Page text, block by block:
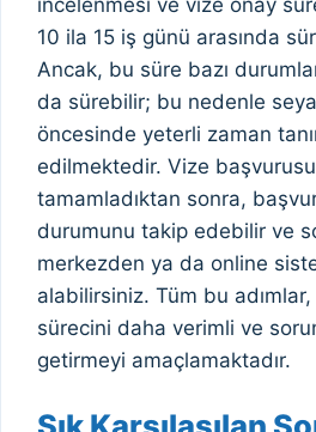
incelenmesi ve vize onay
10 ila 15 iş günü arasında
Ancak, bu süre bazı
da sürebilir; bu nedenle
öncesinde yeterli zaman
edilmektedir. Vize
tamamladıktan sonra,
durumunu takip edebilir ve
merkezden ya da online
alabilirsiniz. Tüm bu adımlar,
sürecini daha verimli ve
getirmeyi amaçlamaktadır.